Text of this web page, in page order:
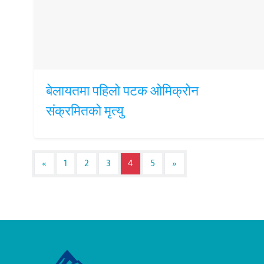
बेलायतमा पहिलो पटक ओमिक्रोन
संक्रमितको मृत्यु
Posts navigation
« 1 2 3 4 5 »